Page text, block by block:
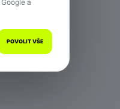
a
POVOLIT VŠE